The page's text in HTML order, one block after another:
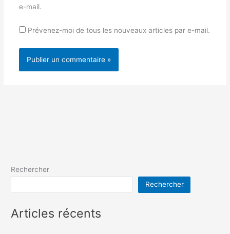
e-mail.
Prévenez-moi de tous les nouveaux articles par e-mail.
Rechercher
Rechercher
Articles récents